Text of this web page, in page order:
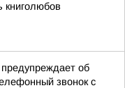
об
звонок с